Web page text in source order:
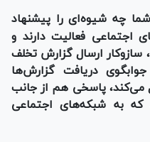
چه شیوه‌ای را پیشنهاد
اجتماعی فعالیت دارند و
ارسال گزارش تخلف
دریافت گزارش‌ها
پاسخی هم از جانب
که به شبکه‌های اجتماعی